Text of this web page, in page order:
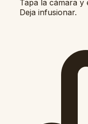
Tapa la cámara y
Deja infusionar.